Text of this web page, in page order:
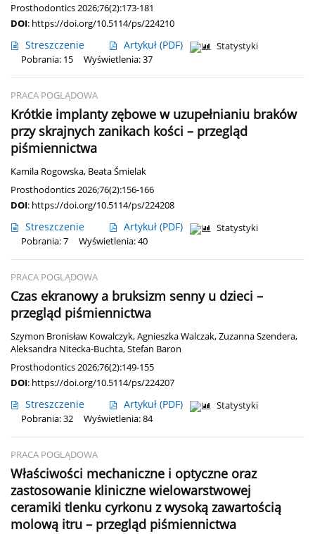
Prosthodontics 2026;76(2):173-181
DOI: https://doi.org/10.5114/ps/224210
Streszczenie Artykuł (PDF)
Statystyki
Pobrania: 15
Wyświetlenia: 37
PRACA POGLĄDOWA
Krótkie implanty zębowe w uzupełnianiu braków
przy skrajnych zanikach kości – przegląd
piśmiennictwa
Kamila Rogowska, Beata Śmielak
Prosthodontics 2026;76(2):156-166
DOI: https://doi.org/10.5114/ps/224208
Streszczenie Artykuł (PDF)
Statystyki
Pobrania: 7
Wyświetlenia: 40
PRACA POGLĄDOWA
Czas ekranowy a bruksizm senny u dzieci –
przegląd piśmiennictwa
Szymon Bronisław Kowalczyk,Agnieszka Walczak,Zuzanna Szendera,
Aleksandra Nitecka-Buchta,Stefan Baron
Prosthodontics 2026;76(2):149-155
DOI: https://doi.org/10.5114/ps/224207
Streszczenie Artykuł (PDF)
Statystyki
Pobrania: 32
Wyświetlenia: 84
PRACA POGLĄDOWA
Właściwości mechaniczne i optyczne oraz
zastosowanie kliniczne wielowarstwowej
ceramiki tlenku cyrkonu z wysoką zawartością
molową itru – przegląd piśmiennictwa